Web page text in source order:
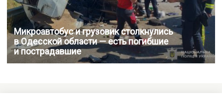
Микроавтобус и грузовик столкнулись
в Одесской области — есть погибшие
и пострадавшие